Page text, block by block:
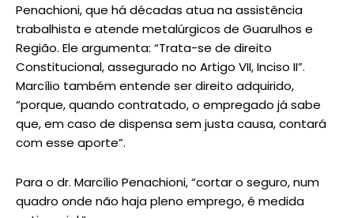
Penachioni, que há décadas atua na assistência
trabalhista e atende metalúrgicos de Guarulhos e
Região. Ele argumenta: “Trata-se de direito
Constitucional, assegurado no Artigo VII, Inciso II”.
Marcílio também entende ser direito adquirido,
“porque, quando contratado, o empregado já sabe
que, em caso de dispensa sem justa causa, contará
com esse aporte”.
Para o dr. Marcílio Penachioni, “cortar o seguro, num
quadro onde não haja pleno emprego, é medida